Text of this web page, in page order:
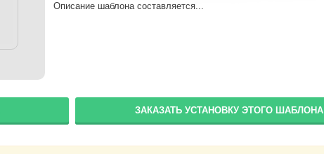
Описание шаблона составляется...
ЗАКАЗАТЬ УСТАНОВКУ ЭТОГО ШАБЛОНА
Вход
Логин